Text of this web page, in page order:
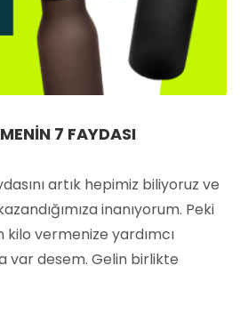
7 FAYDASI
artık hepimiz biliyoruz ve
inanıyorum. Peki
vermenize yardımcı
var desem. Gelin birlikte